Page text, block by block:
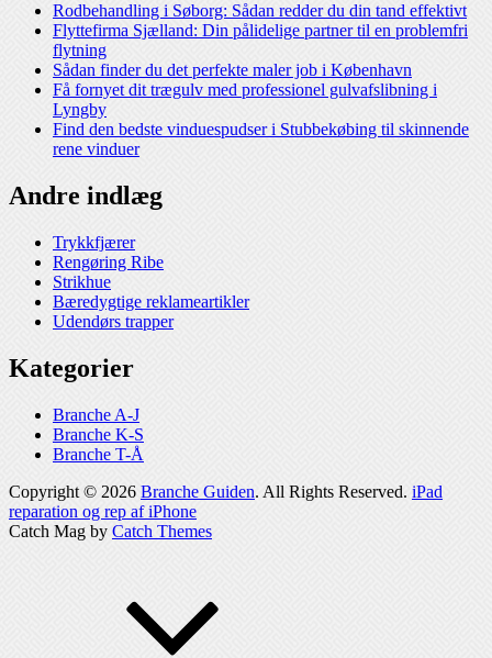
Rodbehandling i Søborg: Sådan redder du din tand effektivt
Flyttefirma Sjælland: Din pålidelige partner til en problemfri
flytning
Sådan finder du det perfekte maler job i København
Få fornyet dit trægulv med professionel gulvafslibning i
Lyngby
Find den bedste vinduespudser i Stubbekøbing til skinnende
rene vinduer
Andre indlæg
Trykkfjærer
Rengøring Ribe
Strikhue
Bæredygtige reklameartikler
Udendørs trapper
Kategorier
Branche A-J
Branche K-S
Branche T-Å
Copyright © 2026 Branche Guiden. All Rights Reserved. iPad
reparation og rep af iPhone
Catch Mag by Catch Themes